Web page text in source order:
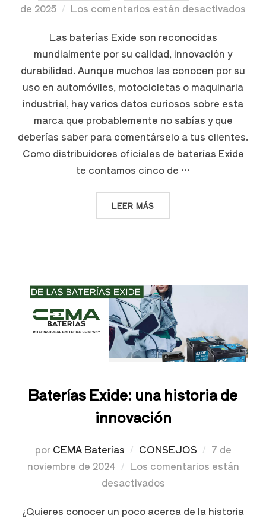
de 2025
Los comentarios están desactivados
Las baterías Exide son reconocidas
mundialmente por su calidad, innovación y
durabilidad. Aunque muchos las conocen por su
uso en automóviles, motocicletas o maquinaria
industrial, hay varios datos curiosos sobre esta
marca que probablemente no sabías y que
deberías saber para comentárselo a tus clientes.
Como distribuidores oficiales de baterías Exide
te contamos cinco de …
LEER MÁS
Baterías Exide: una historia de
innovación
por CEMA Baterías CONSEJOS
7 de
noviembre de 2024
Los comentarios están
desactivados
¿Quieres conocer un poco acerca de la historia